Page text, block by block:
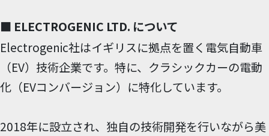
■ ELECTROGENIC LTD. について
Electrogenic社はイギリスに拠点を置く電気自動車
（EV）技術企業です。特に、クラシックカーの電動
化（EVコンバージョン）に特化しています。
2018年に設立され、独自の技術開発を行いながら美